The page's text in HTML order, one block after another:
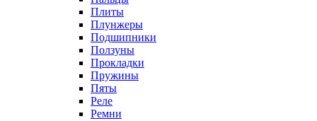
Плиты
Плунжеры
Подшипники
Ползуны
Прокладки
Пружины
Пяты
Реле
Ремни